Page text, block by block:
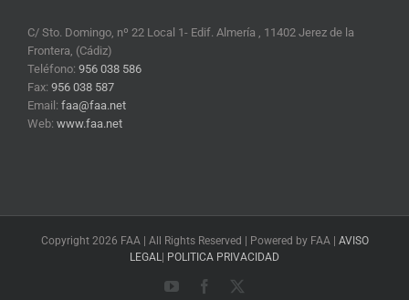
C/ Sto. Domingo, nº 22 Local 1- Edif. Almería , 11402 Jerez de la
Frontera, (Cádiz)
Teléfono: 956 038 586
Fax: 956 038 587
Email: faa@faa.net
Web: www.faa.net
Copyright 2026 FAA | All Rights Reserved | Powered by FAA | AVISO
LEGAL | POLITICA PRIVACIDAD
YouTubeFacebook